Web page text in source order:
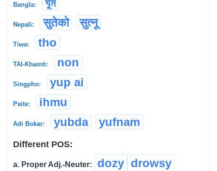
Bangla: ঘুম
Nepali: सुतेको सुत्नू
Tiwa: tho
TAI-Khamti: non
Singpho: yup ai
Paite: ihmu
Adi Bokar: yubda yufnam
Different POS:
a. Proper Adj.-Neuter: dozy drowsy